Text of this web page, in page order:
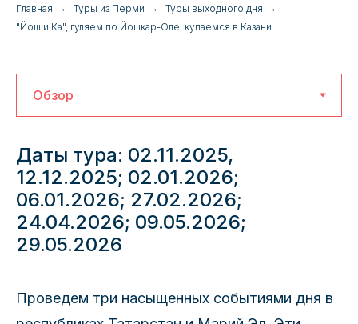
Главная → Туры из Перми → Туры выходного дня →
"Йош и Ка", гуляем по Йошкар-Оле, купаемся в Казани
Даты тура: 02.11.2025,
12.12.2025; 02.01.2026;
06.01.2026; 27.02.2026;
24.04.2026; 09.05.2026;
29.05.2026
Проведем три насыщенных событиями дня в